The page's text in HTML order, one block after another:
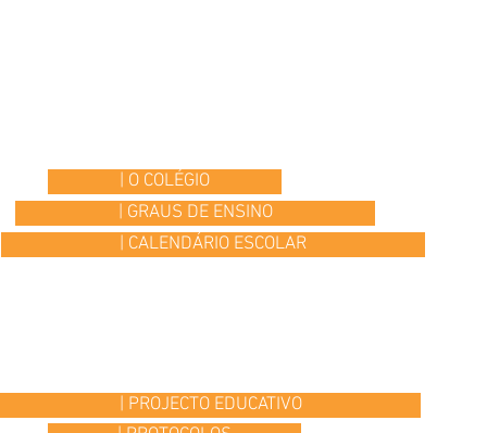
| O COLÉGIO
| GRAUS DE ENSINO
| CALENDÁRIO ESCOLAR
| PROJECTO EDUCATIVO